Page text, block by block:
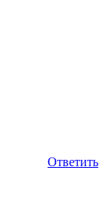
Ответить